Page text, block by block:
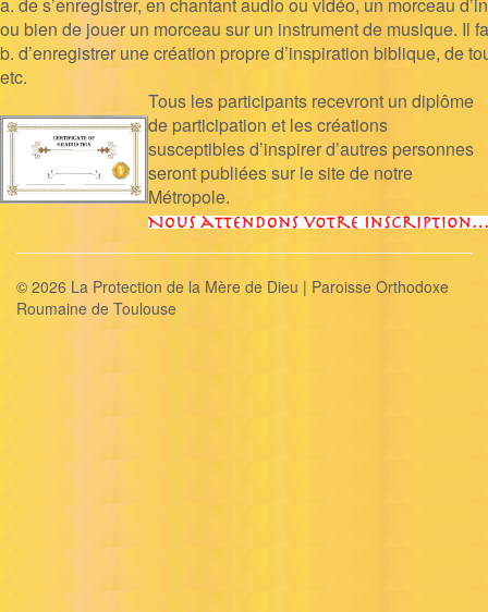
ou bien de jouer un morceau surun instrument de musique. Il
b. d’enregistrer une création propre d’inspiration biblique, de
etc.
Tous les participants recevront un diplôme
de participation et les créations
susceptibles d’inspirer d’autres personnes
seront publiéessur le site de notre
Métropole.
© 2026 La Protection de la Mère de Dieu | Paroisse Orthodoxe
Roumaine de Toulouse